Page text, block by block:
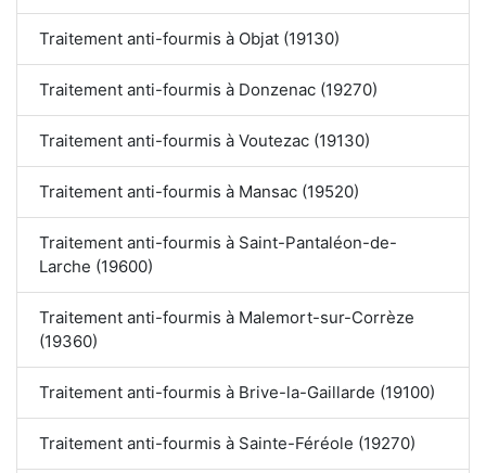
Traitement anti-fourmis à Objat (19130)
Traitement anti-fourmis à Donzenac (19270)
Traitement anti-fourmis à Voutezac (19130)
Traitement anti-fourmis à Mansac (19520)
Traitement anti-fourmis à Saint-Pantaléon-de-
Larche (19600)
Traitement anti-fourmis à Malemort-sur-Corrèze
(19360)
Traitement anti-fourmis à Brive-la-Gaillarde (19100)
Traitement anti-fourmis à Sainte-Féréole (19270)